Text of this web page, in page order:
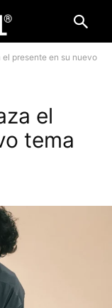
presente en su nuevo
el
tema